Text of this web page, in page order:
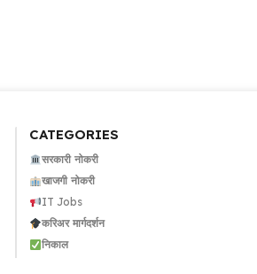
CATEGORIES
सरकारी नोकरी
खाजगी नोकरी
IT Jobs
करिअर मार्गदर्शन
निकाल